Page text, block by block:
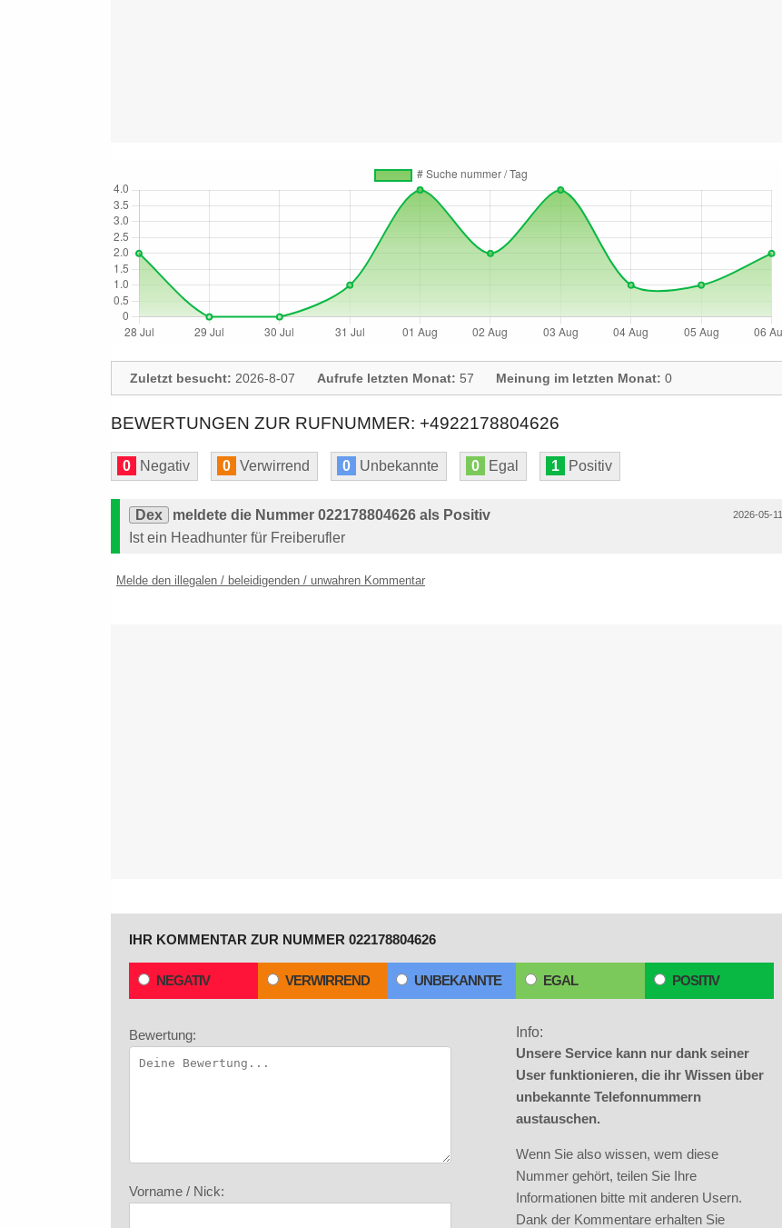
Zuletzt besucht: 2026-8-07 Aufrufe letzten Monat: 57 Meinung im letzten Monat: 0
BEWERTUNGEN ZUR RUFNUMMER: +4922178804626
0 Negativ 0 Verwirrend 0 Unbekannte 0 Egal 1 Positiv
2026-05-11
Dex
meldete die Nummer 022178804626 als Positiv
Ist ein Headhunter für Freiberufler
Melde den illegalen / beleidigenden / unwahren Kommentar
IHR KOMMENTAR ZUR NUMMER 022178804626
NEGATIV VERWIRREND UNBEKANNTE EGAL POSITIV
Bewertung:
Vorname / Nick:
Info:
Unsere Service kann nur dank seiner
User funktionieren, die ihr Wissen über
unbekannte Telefonnummern
austauschen.
Wenn Sie also wissen, wem diese
Nummer gehört, teilen Sie Ihre
Informationen bitte mit anderen Usern.
Dank der Kommentare erhalten Sie